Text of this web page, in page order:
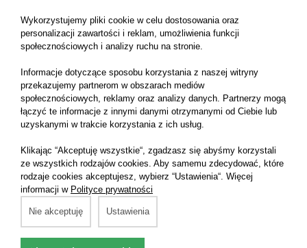
Co nowego
w Trychobeauty?
Wykorzystujemy pliki cookie w celu dostosowania oraz
personalizacji zawartości i reklam, umożliwienia funkcji
społecznościowych i analizy ruchu na stronie.
Informacje dotyczące sposobu korzystania z naszej witryny
przekazujemy partnerom w obszarach mediów
społecznościowych, reklamy oraz analizy danych. Partnerzy mogą
łączyć te informacje z innymi danymi otrzymanymi od Ciebie lub
uzyskanymi w trakcie korzystania z ich usług.
Klikając “Akceptuję wszystkie“, zgadzasz się abyśmy korzystali
ze wszystkich rodzajów cookies. Aby samemu zdecydować, które
rodzaje cookies akceptujesz, wybierz “Ustawienia“. Więcej
informacji w Polityce prywatności
Nie akceptuję Ustawienia